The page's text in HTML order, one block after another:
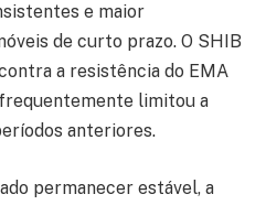
e maior
de curto prazo. O SHIB
a resistência do EMA
limitou a
anteriores.
permanecer estável, a